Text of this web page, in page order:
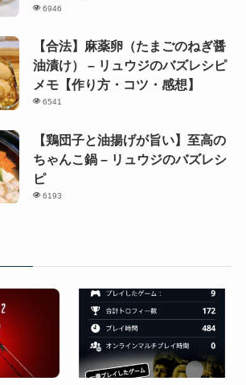
6946
【合法】麻薬卵（たまごのねぎ醤
油漬け） – リュウジのバズレシピ
メモ【作り方・コツ・感想】
6541
【鶏団子と油揚げが旨い】至高の
ちゃんこ鍋 – リュウジのバズレシ
ピ
6193